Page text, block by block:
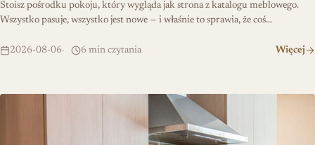
Stoisz pośrodku pokoju, który wygląda jak strona z katalogu meblowego.
Wszystko pasuje, wszystko jest nowe — i właśnie to sprawia, że coś…
2026-08-06 6 min czytania Więcej
Jak zaplanować kuchnię łatwą w utrzymaniu czystości?